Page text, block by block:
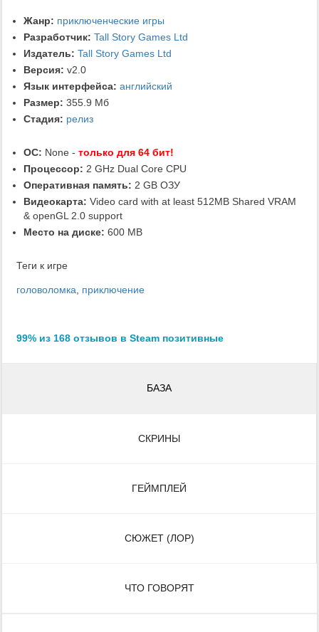
Жанр: приключенческие игры
Разработчик: Tall Story Games Ltd
Издатель: Tall Story Games Ltd
Версия: v2.0
Язык интерфейса: английский
Размер: 355.9 Мб
Стадия: релиз
ОС: None - только для 64 бит!
Процессор: 2 GHz Dual Core CPU
Оперативная память: 2 GB ОЗУ
Видеокарта: Video card with at least 512MB Shared VRAM
& openGL 2.0 support
Место на диске: 600 MB
Теги к игре
головоломка, приключение
99% из 168 отзывов в Steam позитивные
БАЗА
СКРИНЫ
ГЕЙМПЛЕЙ
СЮЖЕТ (ЛОР)
ЧТО ГОВОРЯТ